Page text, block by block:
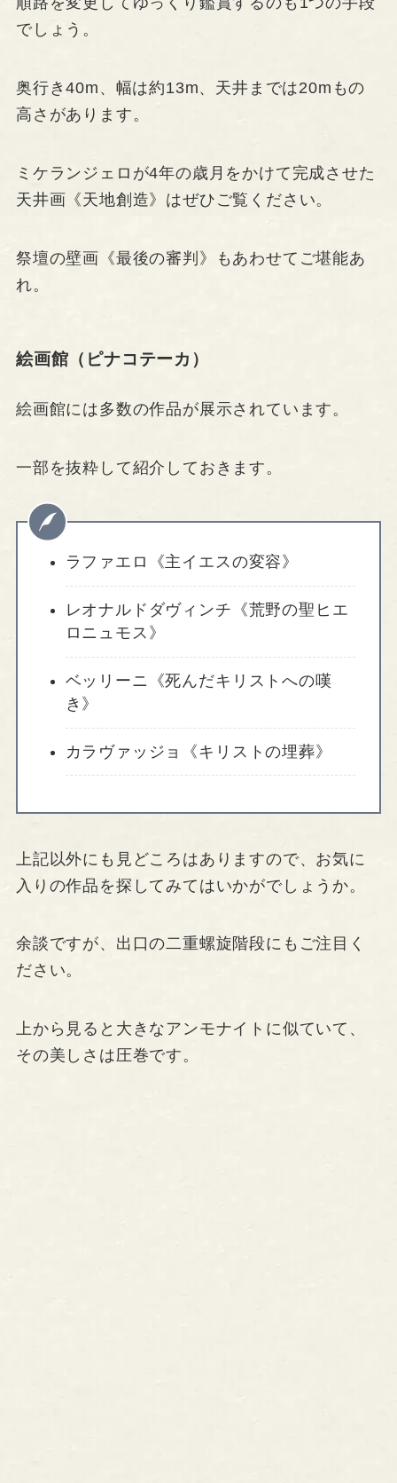
でしょう。
奥行き40m、幅は約13m、天井までは20mもの
高さがあります。
ミケランジェロが4年の歳月をかけて完成させた
天井画《天地創造》はぜひご覧ください。
祭壇の壁画《最後の審判》もあわせてご堪能あ
れ。
絵画館（ピナコテーカ）
絵画館には多数の作品が展示されています。
一部を抜粋して紹介しておきます。
ラファエロ《主イエスの変容》
レオナルドダヴィンチ《荒野の聖ヒエ
ロニュモス》
ベッリーニ《死んだキリストへの嘆
き》
カラヴァッジョ《キリストの埋葬》
上記以外にも見どころはありますので、お気に
入りの作品を探してみてはいかがでしょうか。
余談ですが、出口の二重螺旋階段にもご注目く
ださい。
上から見ると大きなアンモナイトに似ていて、
その美しさは圧巻です。